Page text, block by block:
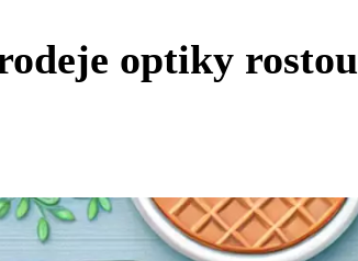
optiky rostou